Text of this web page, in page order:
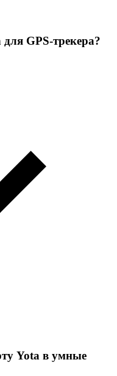
GPS-трекера?
Yota в умные